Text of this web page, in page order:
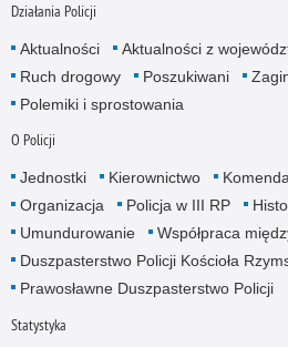
Działania Policji
Aktualności Aktualności z
Ruch drogowy
Poszukiwani
Polemiki i sprostowania
O Policji
Jednostki Kierownictwo
Organizacja
Policja w III RP
Umundurowanie
Współpraca
Duszpasterstwo Policji Kościoła
Prawosławne Duszpasterstwo Policji
Statystyka